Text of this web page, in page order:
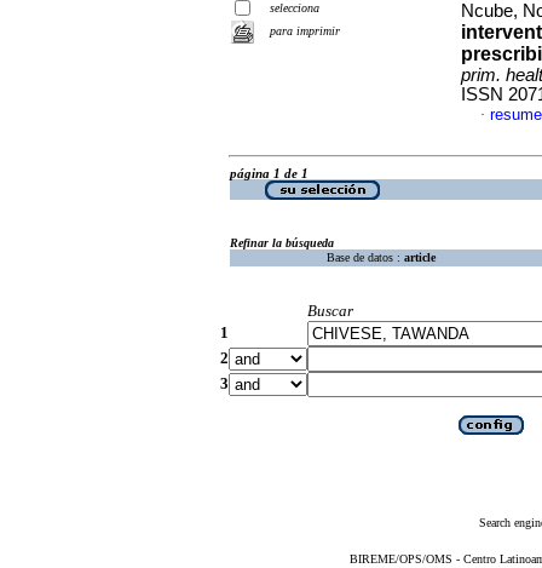
selecciona
para imprimir
Ncube,
prim.
ISSN
·
página 1 de 1
Refinar la búsqueda
Base de datos : article
Buscar
1
2
3
Search
BIREME/OPS/OMS - Centro